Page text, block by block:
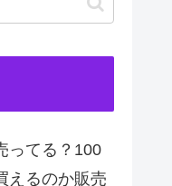
ってる？100
えるのか販売